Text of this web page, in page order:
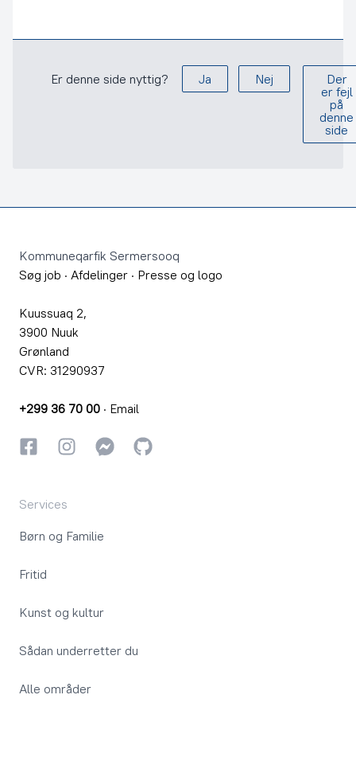
Er denne side nyttig? Ja Nej
Der
er fejl
på
denne
side
Kommuneqarfik Sermersooq
Søg job · Afdelinger · Presse og logo
Kuussuaq 2,
3900 Nuuk
Grønland
CVR: 31290937
+299 36 70 00 · Email
FacebookInstagramInstagram
GitHub
Services
Børn og Familie
Fritid
Kunst og kultur
Sådan underretter du
Alle områder